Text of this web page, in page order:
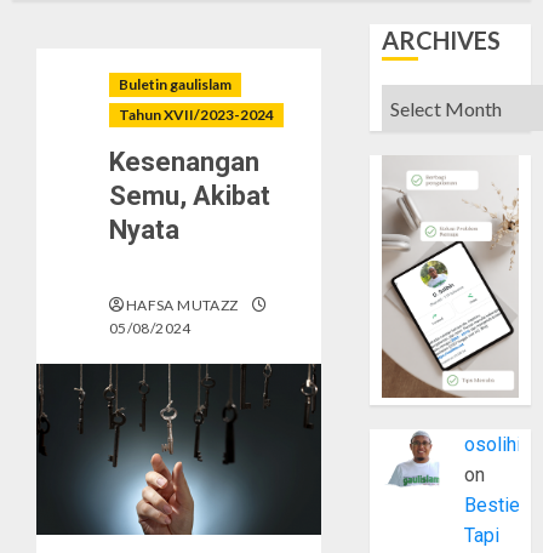
Buletin gaulislam
Tahun XVII/2023-2024
Kesenangan
Semu, Akibat
Nyata
HAFSA MUTAZZ
05/08/2024
ARCHIVES
Archives
osolihin
on
Bestie
Tapi